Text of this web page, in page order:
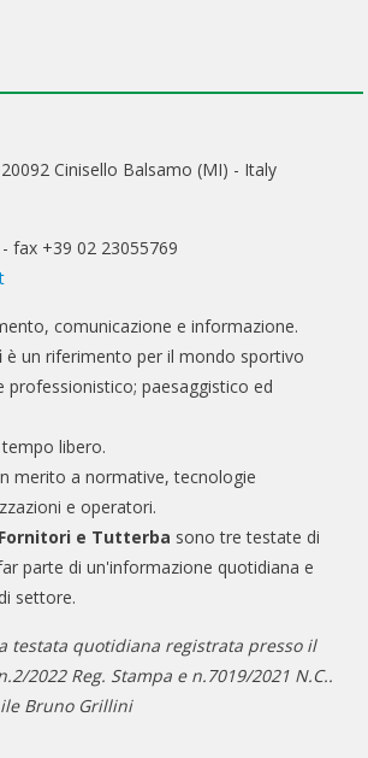
Cinisello Balsamo (MI) - Italy
fax +39 02 23055769
comunicazione e informazione.
è un riferimento per il mondo sportivo
professionistico; paesaggistico ed
libero.
merito a normative, tecnologie
e operatori.
e Tutterba sono tre testate di
parte di un'informazione quotidiana e
settore.
testata quotidiana registrata presso il
2022 Reg. Stampa e n.7019/2021 N.C..
Bruno Grillini